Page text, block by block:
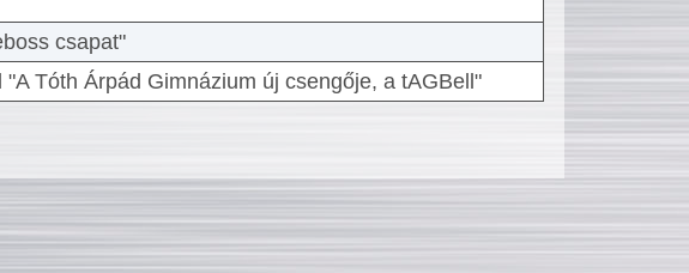
csapat"
Tóth Árpád Gimnázium új csengője, a tAGBell"